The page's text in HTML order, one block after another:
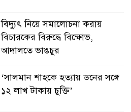
বিদ্যুৎ নিয়ে সমালোচনা করায়
বিচারকের বিরুদ্ধে বিক্ষোভ,
আদালতে ভাঙচুর
‘সালমান শাহকে হত্যায় ডনের সঙ্গে
১২ লাখ টাকায় চুক্তি’